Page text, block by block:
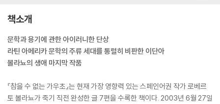
책소개
문학과 용기에 관한 아이러니한 단상
라틴 아메리카 문학의 주류 세대를 통렬히 비판한 이단아
볼라뇨의 생애 마지막 작품
『참을 수 없는 가우초』는 현재 가장 영향력 있는 스페인어권 작가 로베르
토 볼라뇨가 죽기 직전 완성한 글 7편을 수록한 책이다. 2003년 6월 27일